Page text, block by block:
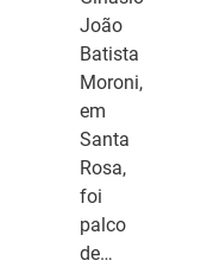
João
Batista
Moroni,
em
Santa
Rosa,
foi
palco
de…